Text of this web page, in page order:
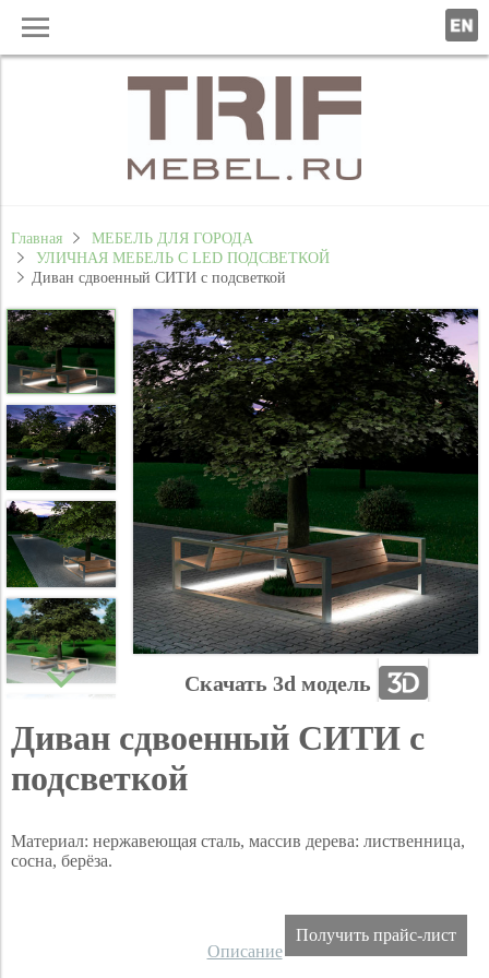
Главная
МЕБЕЛЬ ДЛЯ ГОРОДА
УЛИЧНАЯ МЕБЕЛЬ С LED ПОДСВЕТКОЙ
Диван сдвоенный СИТИ с подсветкой
Скачать 3d модель
Диван сдвоенный СИТИ с
подсветкой
Материал: нержавеющая сталь, массив дерева: лиственница,
сосна, берёза.
Описание
Получить прайс-лист